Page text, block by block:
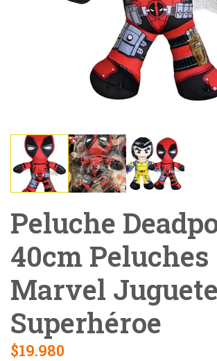
Peluche
40cm Peluches
Marvel
Superhéroe
$19.980